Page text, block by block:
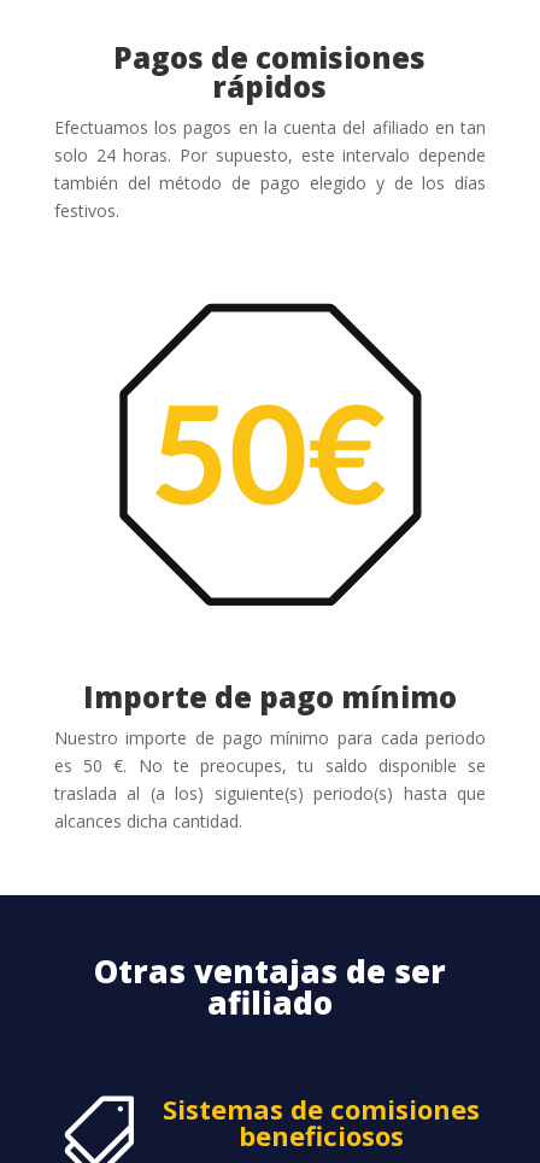
Pagos de comisiones
rápidos
Efectuamos los pagos en la cuenta del afiliado en tan
solo 24 horas. Por supuesto, este intervalo depende
también del método de pago elegido y de los días
festivos.
Importe de pago mínimo
Nuestro importe de pago mínimo para cada periodo
es 50 €. No te preocupes, tu saldo disponible se
traslada al (a los) siguiente(s) periodo(s) hasta que
alcances dicha cantidad.
Otras ventajas de ser
afiliado
 Sistemas de comisiones
beneficiosos